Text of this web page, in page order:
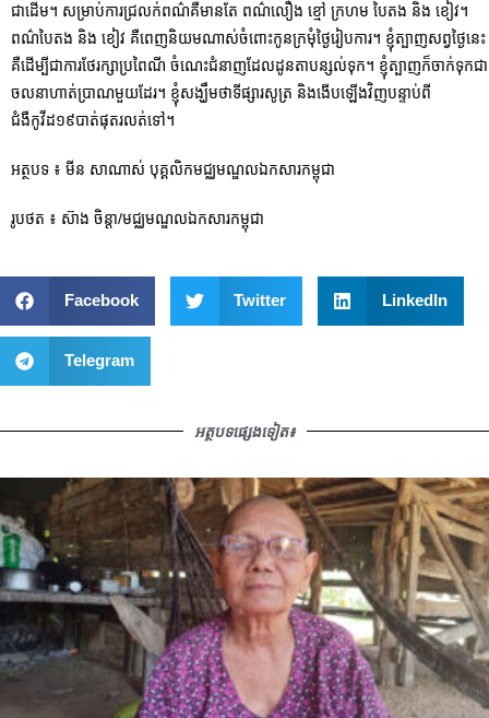
ជាដើម។ សម្រាប់ការជ្រលក់ពណ៌គឺមានតែ ពណ៌លឿង ខ្មៅ ក្រហម បៃតង និង ខៀវ។
ពណ៌បៃតង និង ខៀវ គឺពេញនិយមណាស់ចំពោះកូនក្រមុំថ្ងៃរៀបការ។ ខ្ញុំត្បាញសព្វថ្ងៃនេះ
គឺដើម្បីជាការថែរក្សាប្រពៃណី ចំណេះជំនាញដែលដូនតាបន្សល់ទុក។ ខ្ញុំត្បាញក៏ចាក់ទុកជា
ចលនាហាត់ប្រាណមួយដែរ។ ខ្ញុំសង្ឃឹមថាទីផ្សារសូត្រ និងងើបឡើងវិញបន្ទាប់ពី
ជំងឺកូវីដ១៩បាត់ផុតរលត់ទៅ។
អត្ថបទ ៖ មីន សាណាស់ បុគ្គលិកមជ្ឈមណ្ឌលឯកសារកម្ពុជា
រូបថត ៖ ស៊ាង ចិន្តា/មជ្ឈមណ្ឌលឯកសារកម្ពុជា
Facebook Twitter LinkedIn
Telegram
អត្ថបទផ្សេងទៀត៖